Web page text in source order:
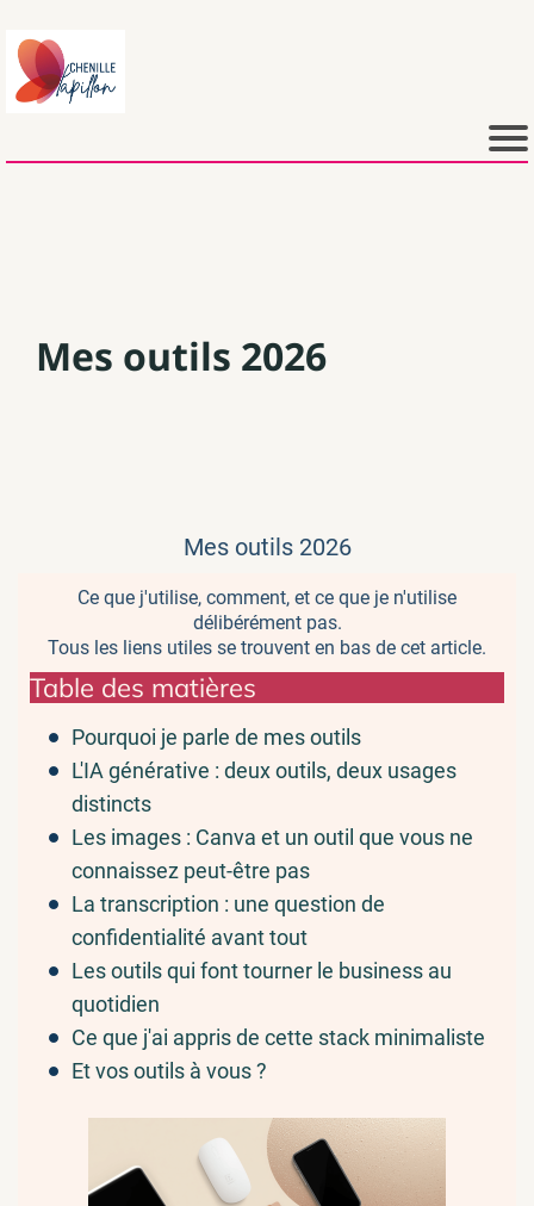
Mes outils 2026
Mes outils 2026
Ce que j'utilise, comment, et ce que je n'utilise
délibérément pas.
Tous les liens utiles se trouvent en bas de cet article.
Table des matières
Pourquoi je parle de mes outils
L'IA générative : deux outils, deux usages
distincts
Les images : Canva et un outil que vous ne
connaissez peut-être pas
La transcription : une question de
confidentialité avant tout
Les outils qui font tourner le business au
quotidien
Ce que j'ai appris de cette stack minimaliste
Et vos outils à vous ?